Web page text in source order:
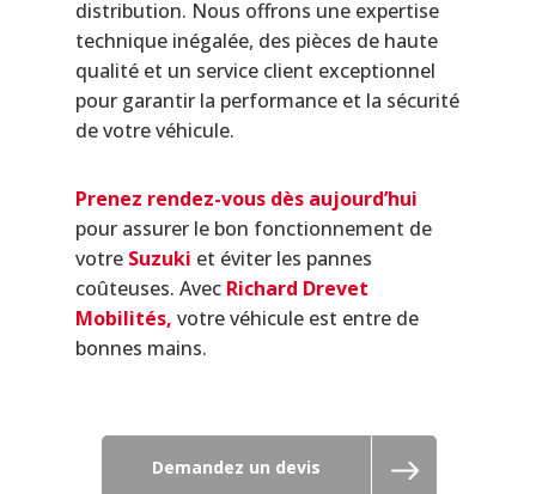
distribution. Nous offrons une expertise
technique inégalée, des pièces de haute
qualité et un service client exceptionnel
pour garantir la performance et la sécurité
de votre véhicule.
Prenez rendez-vous dès aujourd’hui
pour assurer le bon fonctionnement de
votre Suzuki et éviter les pannes
coûteuses. Avec Richard Drevet
Mobilités, votre véhicule est entre de
bonnes mains.
Demandez un devis